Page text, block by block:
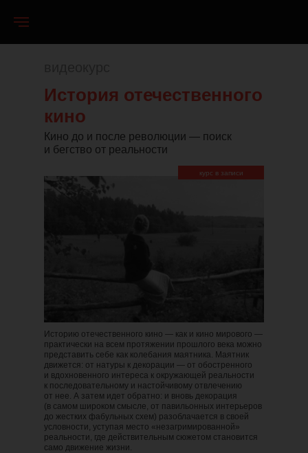
Историю отечественного кино — как и кино мирового —
практически на всем протяжении прошлого века можно
представить себе как колебания маятника. Маятник
движется: от натуры к декорации — от обостренного
и вдохновенного интереса к окружающей реальности
к последовательному и настойчивому отвлечению
от нее. А затем идет обратно: и вновь декорация
(в самом широком смысле, от павильонных интерьеров
до жестких фабульных схем) разоблачается в своей
условности, уступая место «незагримированной»
реальности, где действительным сюжетом становится
само движение жизни.
История отечественного
кино
курс в записи
Кино до и после революции — поиск
и бегство от реальности